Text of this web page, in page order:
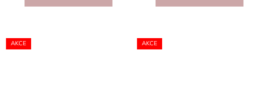
AKCE AKCE